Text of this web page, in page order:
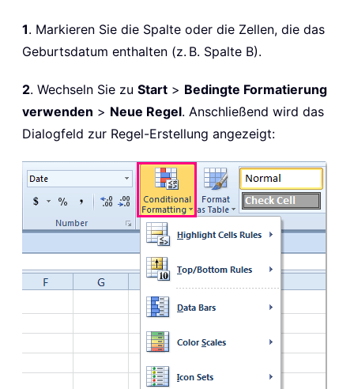
1. Markieren Sie die Spalte oder die Zellen, die das
Geburtsdatum enthalten (z. B. Spalte B).
2. Wechseln Sie zu Start > Bedingte Formatierung
verwenden > Neue Regel. Anschließend wird das
Dialogfeld zur Regel-Erstellung angezeigt: